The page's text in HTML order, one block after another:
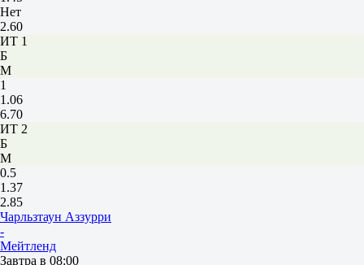
Нет
2.60
ИТ 1
Б
М
1
1.06
6.70
ИТ 2
Б
М
0.5
1.37
2.85
Чарльзтаун Аззурри
-
Мейтленд
Завтра в 08:00